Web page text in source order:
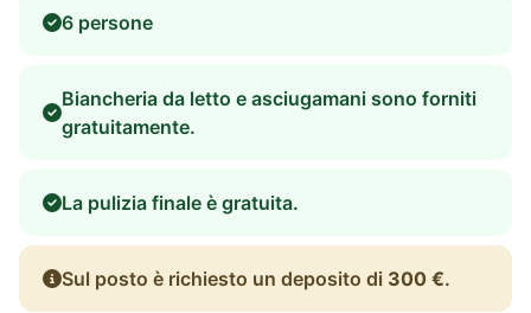
6 persone
Biancheria da letto e asciugamani sono forniti
gratuitamente.
La pulizia finale è gratuita.
Sul posto è richiesto un deposito di 300 €.